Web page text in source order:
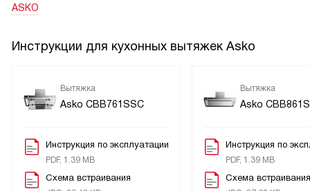
ASKO
Инструкции для кухонных вытяжек Asko
Вытяжка
Asko CBB761SSC
Инструкция по эксплуатации
PDF, 1.39 MB
Схема встраивания
Вытяжка
Asko
Инструкция по
PDF, 1.39 MB
Схема встраивания